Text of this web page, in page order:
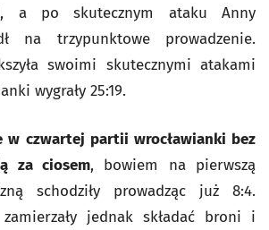
a po skutecznym ataku Anny
na trzypunktowe prowadzenie.
swoimi skutecznymi atakami
wygrały 25:19.
w czwartej partii wrocławianki bez
za ciosem, bowiem na pierwszą
schodziły prowadząc już 8:4.
jednak składać broni i